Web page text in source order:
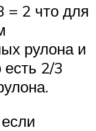
= 2 что для
рулона и
2/3